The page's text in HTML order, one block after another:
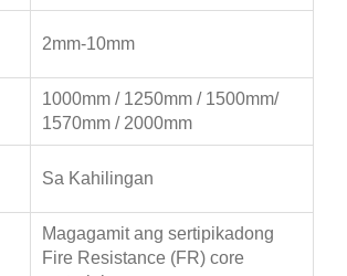
2mm-10mm
1000mm / 1250mm / 1500mm/
1570mm / 2000mm
Sa Kahilingan
Magagamit ang sertipikadong
Fire Resistance (FR) core